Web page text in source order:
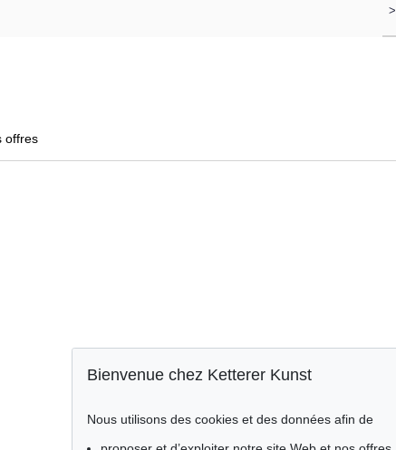
>
offres
Bienvenue chez Ketterer Kunst
Nous utilisons des cookies et des données afin de